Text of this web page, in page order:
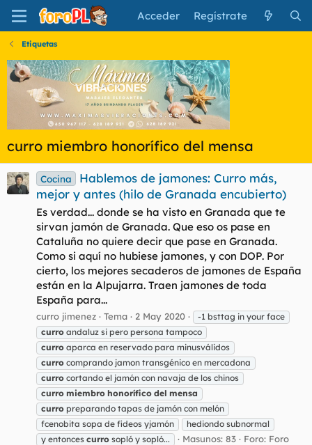
Acceder Regístrate
Etiquetas
curro miembro honorífico del mensa
Cocina
Hablemos de jamones: Curro más,
mejor y antes (hilo de Granada encubierto)
Es verdad... donde se ha visto en Granada que te
sirvan jamón de Granada. Que eso os pase en
Cataluña no quiere decir que pase en Granada.
Como si aquí no hubiese jamones, y con DOP. Por
cierto, los mejores secaderos de jamones de España
están en la Alpujarra. Traen jamones de toda
España para...
curro jimenez Tema 2 May 2020
-1 bsttag in your face
curro andaluz si pero persona tampoco
curro aparca en reservado para minusválidos
curro comprando jamon transgénico en mercadona
curro cortando el jamón con navaja de los chinos
curro miembro honorífico del mensa
curro preparando tapas de jamón con melón
fcenobita sopa de fideos yjamón
hediondo subnormal
y entonces curro sopló y sopló... Masunos: 83 Foro: Foro